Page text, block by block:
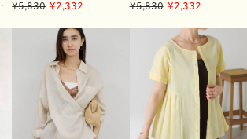
5,830
2,332
5,830
2,332